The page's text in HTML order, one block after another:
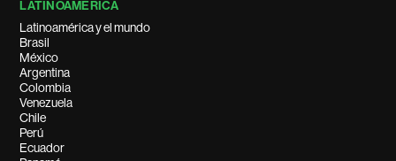
LATINOAMÉRICA
Latinoamérica y el mundo
Brasil
México
Argentina
Colombia
Venezuela
Chile
Perú
Ecuador